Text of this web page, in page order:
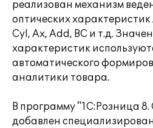
реализован механизм
оптических характеристик
Cyl, Ax, Add, BC и т.д.
характеристик
автоматического
аналитики товара.
В программу "1С:Розница
добавлен